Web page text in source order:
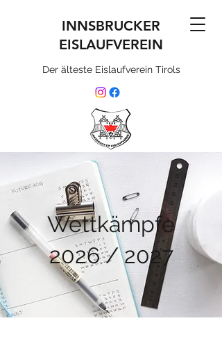
INNSBRUCKER
EISLAUFVEREIN
Der älteste Eislaufverein Tirols
Wettkämpfe
2026 / 2027